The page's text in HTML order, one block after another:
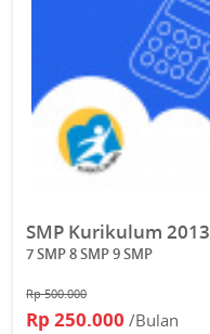
SMP Kurikulum 2013
7 SMP 8 SMP 9 SMP
Rp 500.000
Rp 250.000/Bulan